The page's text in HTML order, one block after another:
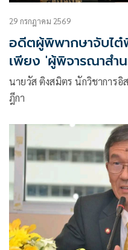
29 กรกฎาคม 2569
อดีตผู้พิพากษาจับไต๋
เพียง 'ผู้พิจารณาสำ
นายวัส ติงสมิตร นักวิชาการ
ฎีกา